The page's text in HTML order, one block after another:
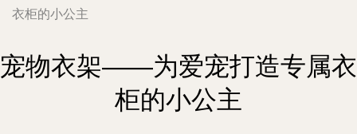
衣柜的小公主
宠物衣架——为爱宠打造专属衣
柜的小公主